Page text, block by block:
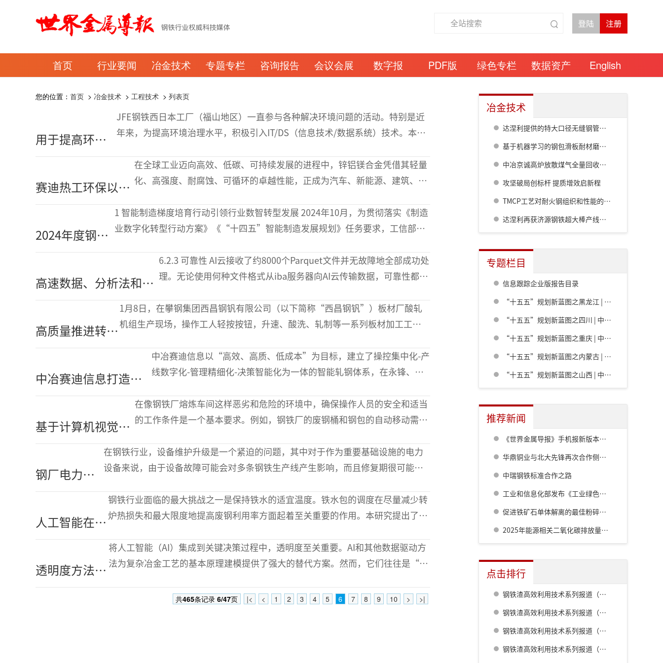
首页 行业要闻 冶金技术 专题专栏 咨询报告 会议会展 数字报 PDF版 绿色专栏 数据资产 English
您的位置： 首页 > 冶金技术 > 工程技术 > 列表页
用于提高环境
治理水平的
JFE钢铁西日本工厂（福山地区）一直参与各种解决环境问题的活动。特别是近
年来，为提高环境治理水平，积极引入IT/DS（信息技术/数据系统）技术。本文
赛迪热工环保以技
术创新助力锌铝镁
涂镀产品迭代升级
在全球工业迈向高效、低碳、可持续发展的进程中，锌铝镁合金凭借其轻量
化、高强度、耐腐蚀、可循环的卓越性能，正成为汽车、新能源、建筑、航
2024年度钢铁
工业智能制造
1 智能制造梯度培育行动引领行业数智转型发展 2024年10月，为贯彻落实《制造
业数字化转型行动方案》《“十四五”智能制造发展规划》任务要求，工信部、
高速数据、分析法和AI
技术在钢铁生产中的价
6.2.3 可靠性 AI云接收了约8000个Parquet文件并无故障地全部成功处
理。无论使用何种文件格式从iba服务器向AI云传输数据，可靠性都很
高质量推进转型
升级 打造智能
1月8日，在攀钢集团西昌钢钒有限公司（以下简称“西昌钢钒”）板材厂酸轧
机组生产现场，操作工人轻按按钮，升速、酸洗、轧制等一系列板材加工工序
中冶赛迪信息打造数
字化轧钢生产线实现
智能轧钢一体化精益
管控
中冶赛迪信息以“高效、高质、低成本”为目标，建立了操控集中化-产
线数字化-管理精细化-决策智能化为一体的智能轧钢体系，在永锋、日
基于计算机视觉和
人工智能技术的废
钢桶吊钩识别系统
在像钢铁厂熔炼车间这样恶劣和危险的环境中，确保操作人员的安全和适当
的工作条件是一个基本要求。例如，钢铁厂的废钢桶和钢包的自动移动需要
钢厂电力设
备向数智化
在钢铁行业，设备维护升级是一个紧迫的问题，其中对于作为重要基础设施的电力
设备来说，由于设备故障可能会对多条钢铁生产线产生影响，而且修复期很可能会
人工智能在铁
水包物流中的
钢铁行业面临的最大挑战之一是保持铁水的适宜温度。铁水包的调度在尽量减少转
炉热损失和最大限度地提高废钢利用率方面起着至关重要的作用。本研究提出了一
透明度方法下
AI在炼铁中的
将人工智能（AI）集成到关键决策过程中，透明度至关重要。AI和其他数据驱动方
法为复杂冶金工艺的基本原理建模提供了强大的替代方案。然而，它们往往是“黑
|< < 1 2 3 4 5 6 7 8 9 10 > >|
共465条记录 6/47页
冶金技术
达涅利提供的特大口径无缝钢管热连轧线在衡钢热试成功
基于机器学习的钢包滑板耐材磨损预测模型研究
中冶京诚高炉放散煤气全量回收成套技术方案
攻坚破局创标杆 提质增效启新程
TMCP工艺对耐火钢组织和性能的影响
达涅利再获济源钢铁超大棒产线核心设备订单
专题栏目
信息跟踪企业版报告目录
“十五五”规划新蓝图之黑龙江 | 中共黑龙江省委关于制定国民经济和社会发展第十五个五年规划的建议
“十五五”规划新蓝图之四川 | 中共四川省委关于制定四川省国民经济和社会发展第十五个五年规划的建议
“十五五”规划新蓝图之重庆 | 中共重庆市委关于制定重庆市国民经济和社会发展第十五个五年规划的建议
“十五五”规划新蓝图之内蒙古 | 内蒙古自治区党委关于制定国民经济和社会发展第十五个五年规划的建议
“十五五”规划新蓝图之山西 | 中共山西省委关于制定山西省国民经济和社会发展第十五个五年规划的建议
推荐新闻
《世界金属导报》手机报新版本发布，免费下载，免费看
华鼎铜业与北大先锋再次合作侧吹炉配套6000立方制氧项目
中瑞钢铁标准合作之路
工业和信息化部发布《工业绿色低碳发展“十五五”规划》
促进铁矿石单体解离的最佳粉碎方法研究
2025年能源相关二氧化碳排放量同比增长0.4%至381亿吨
点击排行
钢铁渣高效利用技术系列报道（一） 室兰钢铁厂用钢渣骨料配制重混凝土的研究
钢铁渣高效利用技术系列报道（二） 鹿岛钢铁厂钢铁渣利用技术的开发
钢铁渣高效利用技术系列报道（五） 八幡厂钢铁渣的利用
钢铁渣高效利用技术系列报道（三） 名古屋厂铁水预处理炉渣肥料化的开发